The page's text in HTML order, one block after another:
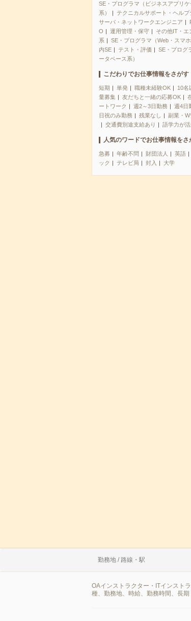
SE・プログラマ（ビジネスアプリケ
系）
テクニカルサポート・ヘルプ
サーバ・ネットワークエンジニア
O
運用管理・保守
その他IT・エ
系
SE・プログラマ（Web・スマホ
内SE
テスト・評価
SE・プログ
ータベース系）
こだわりでお仕事情報をさがす
短期 単発 職種未経験OK
10名
量募集
友だちと一緒の応募OK
ートワーク
週2～3日勤務 週4日
日祝のみ勤務
残業なし
副業・
交通費別途支給あり
語学力が
人気のワードでお仕事情報をさ
急募 年齢不問 財団法人 英語
ック
テレビ局 封入 大学
勤務地 / 路線・駅
OAインストラクター・ITインスト
種、勤務地、時給、勤務時間、長